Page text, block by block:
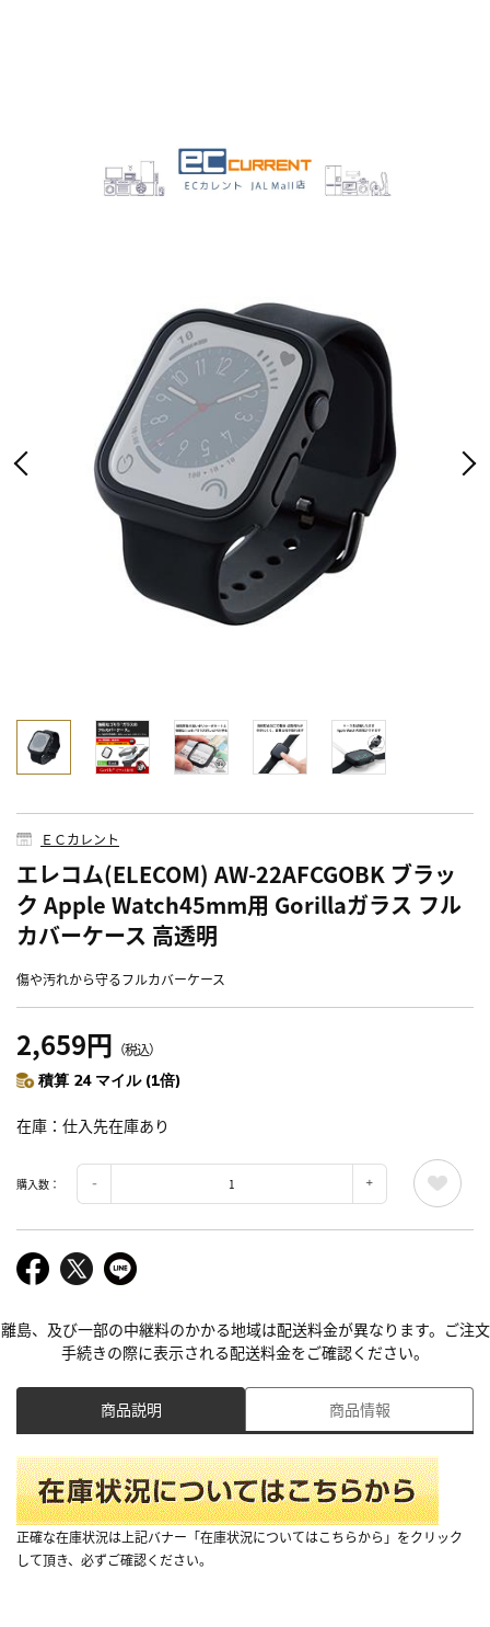
ＥＣカレント
エレコム(ELECOM) AW-22AFCGOBK ブラッ
ク Apple Watch45mm用 Gorillaガラス フル
カバーケース 高透明
傷や汚れから守るフルカバーケース
2,659円 （税込）
積算 24 マイル (1倍)
在庫 仕入先在庫あり
購入数：
離島、及び一部の中継料のかかる地域は配送料金が異なります。ご注文
手続きの際に表示される配送料金をご確認ください。
商品説明 商品情報
正確な在庫状況は上記バナー「在庫状況についてはこちらから」をクリック
して頂き、必ずご確認ください。